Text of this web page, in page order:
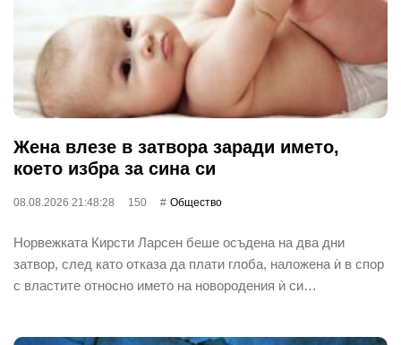
Жена влезе в затвора заради името,
което избра за сина си
08.08.2026 21:48:28 150 Общество
Норвежката Кирсти Ларсен беше осъдена на два дни
затвор, след като отказа да плати глоба, наложена ѝ в спор
с властите относно името на новородения ѝ си…